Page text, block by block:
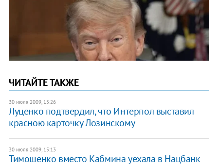
ЧИТАЙТЕ ТАКЖЕ
30 июля 2009, 15:26
Луценко подтвердил, что Интерпол выставил
красною карточку Лозинскому
30 июля 2009, 15:13
Тимошенко вместо Кабмина уехала в Нацбанк